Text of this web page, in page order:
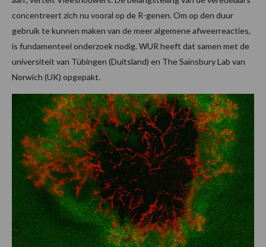
concentreert zich nu vooral op de R-genen. Om op den duur
gebruik te kunnen maken van de meer algemene afweerreacties,
is fundamenteel onderzoek nodig. WUR heeft dat samen met de
universiteit van Tübingen (Duitsland) en The Sainsbury Lab van
Norwich (UK) opgepakt.